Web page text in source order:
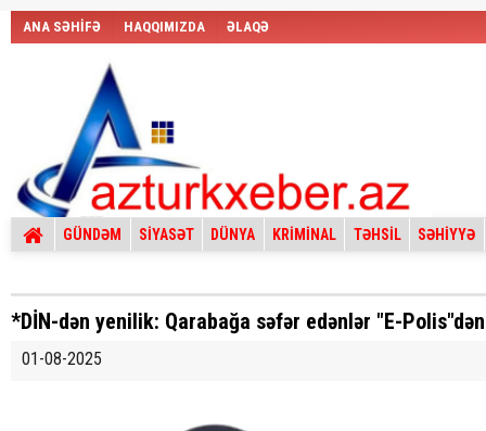
ANA SƏHİFƏ HAQQIMIZDA ƏLAQƏ
GÜNDƏM SİYASƏT DÜNYA KRİMİNAL TƏHSİL SƏHİYYƏ
*DİN-dən yenilik: Qarabağa səfər edənlər "E-
01-08-2025